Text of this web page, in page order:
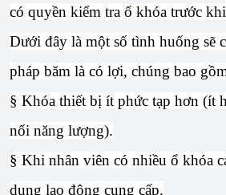
có quyền kiểm tra ổ khóa trước
Dưới đây là một số tình huống sẽ
pháp băm là có lợi, chúng bao
§ Khóa thiết bị ít phức tạp hơn (ít
nối năng lượng).
§ Khi nhân viên có nhiều ổ khóa
dụng lao động cung cấp.